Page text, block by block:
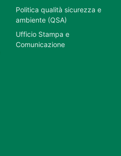
Politica qualità sicurezza e
ambiente (QSA)
Ufficio Stampa e
Comunicazione